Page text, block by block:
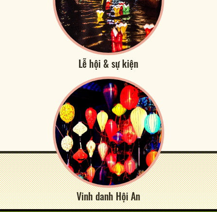
Lễ hội & sự kiện
Vinh danh Hội An